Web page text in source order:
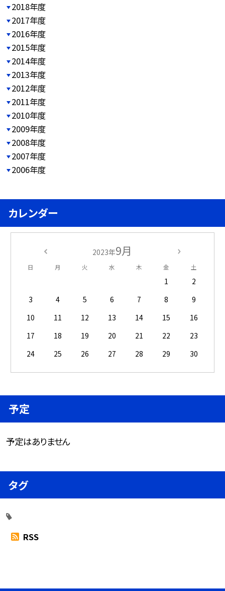
2018年度
2017年度
2016年度
2015年度
2014年度
2013年度
2012年度
2011年度
2010年度
2009年度
2008年度
2007年度
2006年度
カレンダー
2023年9月
日 月 火 水 木 金 土
1
2
3
4 5 6 7 8
9
10
11 12 13 14 15
16
17
18 19 20 21 22
23
24
25 26 27 28 29 30
予定
予定はありません
タグ
RSS